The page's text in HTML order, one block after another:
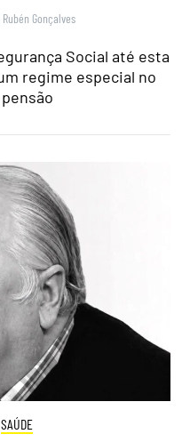
Rubén Gonçalves
Social até esta
regime especial no
SAÚDE